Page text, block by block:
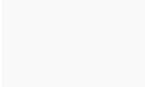
na